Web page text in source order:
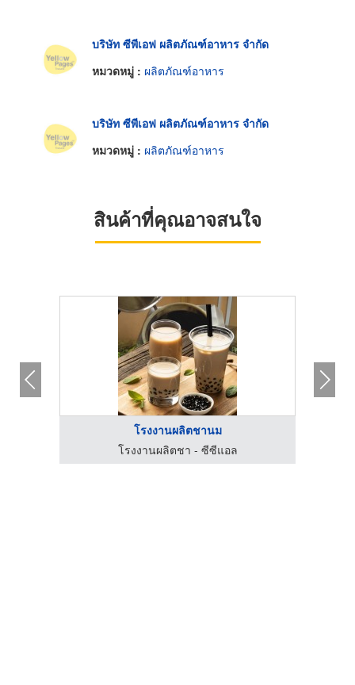
บริษัท ซีพีเอฟ ผลิตภัณฑ์อาหาร จำกัด
หมวดหมู่ : ผลิตภัณฑ์อาหาร
บริษัท ซีพีเอฟ ผลิตภัณฑ์อาหาร จำกัด
หมวดหมู่ : ผลิตภัณฑ์อาหาร
สินค้าที่คุณอาจสนใจ
โรงงานผลิตชานม
โรงงานผลิตชา - ซีซีแอล